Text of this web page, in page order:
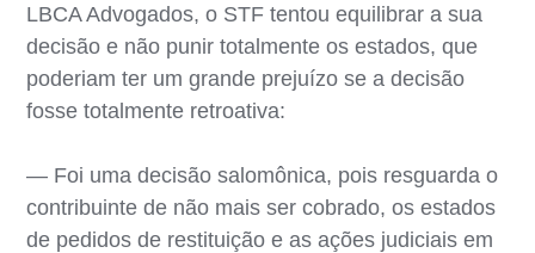
LBCA Advogados, o STF tentou equilibrar a sua
decisão e não punir totalmente os estados, que
poderiam ter um grande prejuízo se a decisão
fosse totalmente retroativa:
— Foi uma decisão salomônica, pois resguarda o
contribuinte de não mais ser cobrado, os estados
de pedidos de restituição e as ações judiciais em